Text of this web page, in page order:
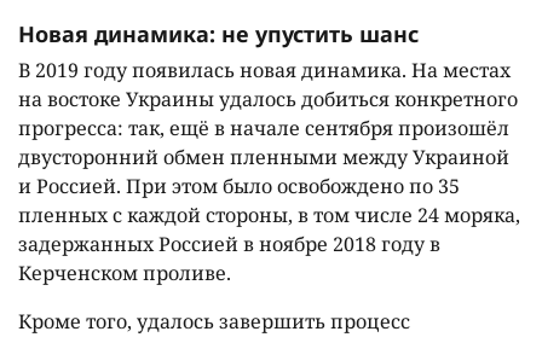
Новая динамика: не упустить шанс
В 2019 году появилась новая динамика. На местах
на востоке Украины удалось добиться конкретного
прогресса: так, ещё в начале сентября произошёл
двусторонний обмен пленными между Украиной
и Россией. При этом было освобождено по 35
пленных с каждой стороны, в том числе 24 моряка,
задержанных Россией в ноябре 2018 году в
Керченском проливе.
Кроме того, удалось завершить процесс